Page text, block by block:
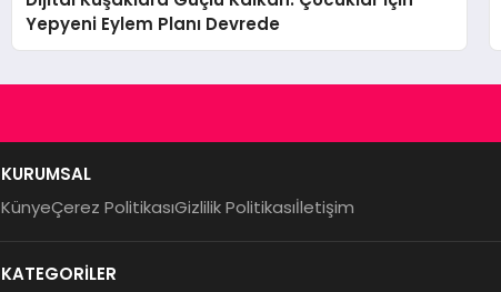
Yepyeni Eylem Planı Devrede
KURUMSAL
KünyeÇerez PolitikasıGizlilik Politikasıİletişim
KATEGORİLER